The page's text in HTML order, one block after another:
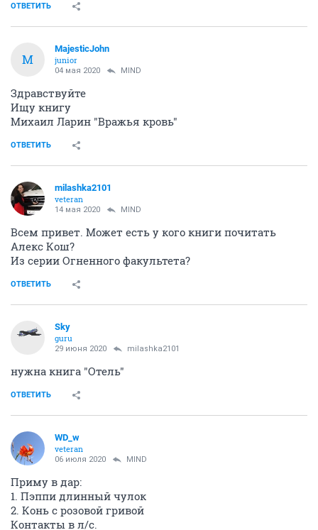
ОТВЕТИТЬ
M
MajesticJohn
junior
04 мая 2020 MIND
Здравствуйте
Ищу книгу
Михаил Ларин "Вражья кровь"
ОТВЕТИТЬ
milashka2101
veteran
14 мая 2020 MIND
Всем привет. Может есть у кого книги почитать
Алекс Кош?
Из серии Огненного факультета?
ОТВЕТИТЬ
Sky
guru
29 июня 2020 milashka2101
нужна книга "Отель"
ОТВЕТИТЬ
WD_w
veteran
06 июля 2020 MIND
Приму в дар:
1. Пэппи длинный чулок
2. Конь с розовой гривой
Контакты в л/с.